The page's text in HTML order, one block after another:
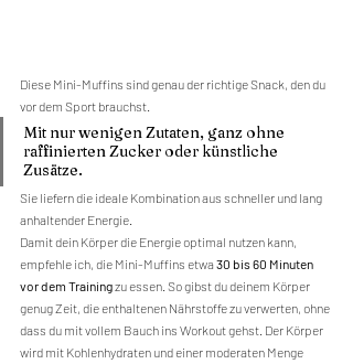
Diese Mini-Muffins sind genau der richtige Snack, den du
vor dem Sport brauchst.
Mit nur wenigen Zutaten, ganz ohne
raffinierten Zucker oder künstliche
Zusätze.
Sie liefern die ideale Kombination aus schneller und lang
anhaltender Energie.
Damit dein Körper die Energie optimal nutzen kann,
empfehle ich, die Mini-Muffins etwa 30 bis 60 Minuten
vor dem Training zu essen. So gibst du deinem Körper
genug Zeit, die enthaltenen Nährstoffe zu verwerten, ohne
dass du mit vollem Bauch ins Workout gehst. Der Körper
wird mit Kohlenhydraten und einer moderaten Menge